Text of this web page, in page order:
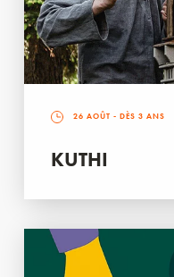
26 AOÛT - DÈS 3 ANS
KUTHI